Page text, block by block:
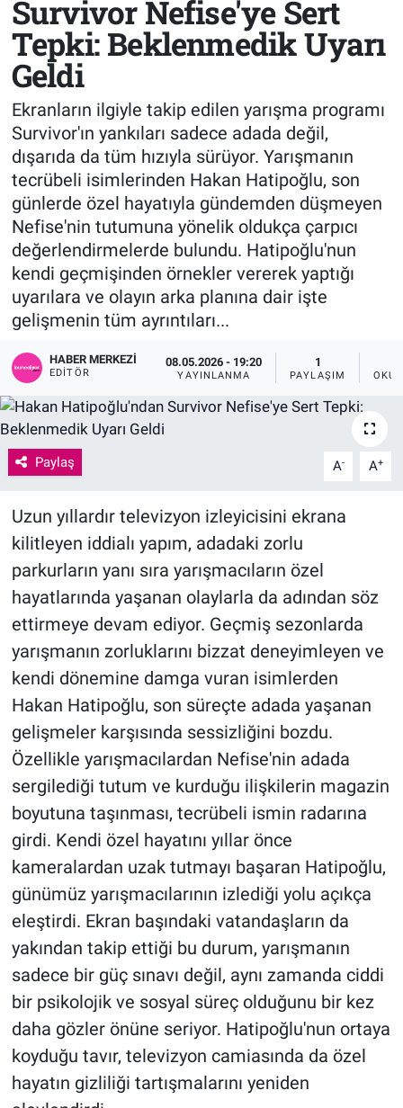
Survivor Nefise'ye Sert
Tepki: Beklenmedik Uyarı
Geldi
Ekranların ilgiyle takip edilen yarışma programı
Survivor'ın yankıları sadece adada değil,
dışarıda da tüm hızıyla sürüyor. Yarışmanın
tecrübeli isimlerinden Hakan Hatipoğlu, son
günlerde özel hayatıyla gündemden düşmeyen
Nefise'nin tutumuna yönelik oldukça çarpıcı
değerlendirmelerde bulundu. Hatipoğlu'nun
kendi geçmişinden örnekler vererek yaptığı
uyarılara ve olayın arka planına dair işte
gelişmenin tüm ayrıntıları...
HABER MERKEZI
EDITÖR
08.05.2026 - 19:20
YAYINLANMA
1
PAYLAŞIM
Paylaş A- A+
Uzun yıllardır televizyon izleyicisini ekrana
kilitleyen iddialı yapım, adadaki zorlu
parkurların yanı sıra yarışmacıların özel
hayatlarında yaşanan olaylarla da adından söz
ettirmeye devam ediyor. Geçmiş sezonlarda
yarışmanın zorluklarını bizzat deneyimleyen ve
kendi dönemine damga vuran isimlerden
Hakan Hatipoğlu, son süreçte adada yaşanan
gelişmeler karşısında sessizliğini bozdu.
Özellikle yarışmacılardan Nefise'nin adada
sergilediği tutum ve kurduğu ilişkilerin magazin
boyutuna taşınması, tecrübeli ismin radarına
girdi. Kendi özel hayatını yıllar önce
kameralardan uzak tutmayı başaran Hatipoğlu,
günümüz yarışmacılarının izlediği yolu açıkça
eleştirdi. Ekran başındaki vatandaşların da
yakından takip ettiği bu durum, yarışmanın
sadece bir güç sınavı değil, aynı zamanda ciddi
bir psikolojik ve sosyal süreç olduğunu bir kez
daha gözler önüne seriyor. Hatipoğlu'nun ortaya
koyduğu tavır, televizyon camiasında da özel
hayatın gizliliği tartışmalarını yeniden
Sağlık
Spor
Teknoloji
Tv Medya
KÜLTÜR SANAT